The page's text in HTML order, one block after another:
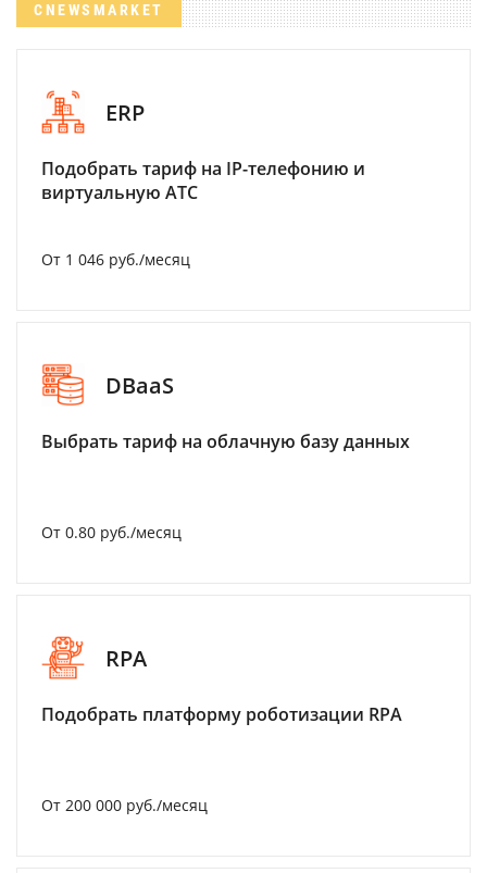
CNEWSMARKET
ERP
Подобрать тариф на IP-телефонию и
виртуальную АТС
От 1 046 руб./месяц
DBaaS
Выбрать тариф на облачную базу данных
От 0.80 руб./месяц
RPA
Подобрать платформу роботизации RPA
От 200 000 руб./месяц